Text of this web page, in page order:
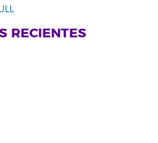
RECIENTES